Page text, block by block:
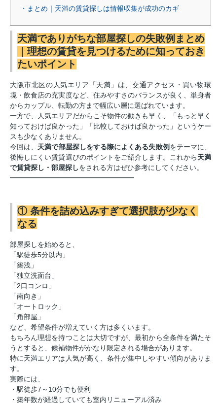
・まとめ｜天満の賃貸探しは情報収集が成功のカギ
天満でありがちな部屋探しの失敗例まとめ
｜理想の賃貸を見つけるために知っておき
たいポイント
大阪市北区の人気エリア「天満」は、交通アクセス・買い物環
境・飲食店の充実度など、住みやすさのバランスが良く、単身者
からカップル、転勤の方まで幅広い層に選ばれています。
一方で、人気エリアだからこそ物件の動きも早く、「もっと早く
知っておけば良かった」「比較しておけば良かった」というケー
スも少なくありません。
今回は、 天満で部屋探しをする際によくある失敗例をテーマに、
後悔しにくい賃貸選びのポイントをご紹介します。これから天満
で賃貸探し・部屋探しをされる方はぜひ参考にしてください。
━━━━━━━━━━━━━━━━━━
① 条件を詰め込みすぎて選択肢が少なく
なる
部屋探しを始めると、
「駅徒歩5分以内」
「築浅」
「独立洗面台」
「2口コンロ」
「南向き」
「オートロック」
「角部屋」
など、希望条件が増えていく方は多くいます。
もちろん理想を持つことは大切ですが、最初から全条件を満たそ
うとすると、候補物件がかなり限定される場合があります。
特に天満エリアは人気が高く、条件が集中しやすい傾向がありま
す。
実際には、
・駅徒歩7～10分でも便利
・築年数が経過していても室内リニューアル済み